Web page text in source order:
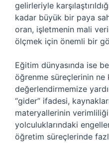
gelirleriyle
kadar büyük bir paya
oran, işletmenin mali
ölçmek için önemli bir
Eğitim dünyasında ise
öğrenme süreçlerinin
değerlendirmemize
“gider” ifadesi,
materyallerinin
yolculuklarındaki
öğretim süreçlerinde